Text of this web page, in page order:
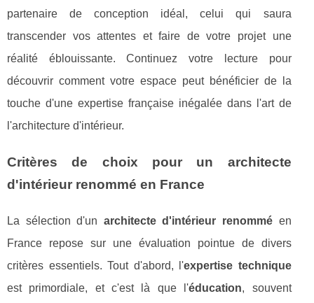
partenaire de conception idéal, celui qui saura
transcender vos attentes et faire de votre projet une
réalité éblouissante. Continuez votre lecture pour
découvrir comment votre espace peut bénéficier de la
touche d'une expertise française inégalée dans l'art de
l'architecture d'intérieur.
Critères de choix pour un architecte
d'intérieur renommé en France
La sélection d'un architecte d'intérieur renommé en
France repose sur une évaluation pointue de divers
critères essentiels. Tout d'abord, l'expertise technique
est primordiale, et c'est là que l'éducation, souvent